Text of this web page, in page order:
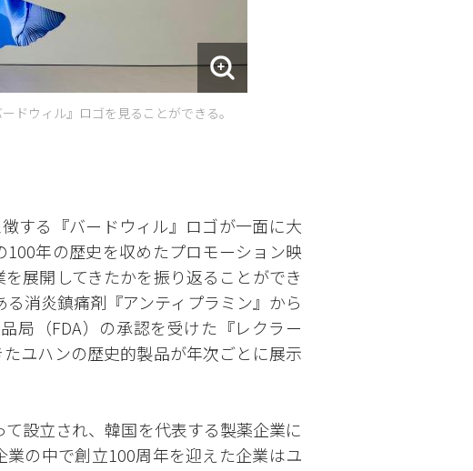
ドウィル』ロゴを見ることができる。
する『バードウィル』ロゴが一面に大
年の歴史を収めたプロモーション映
展開してきたかを振り返ることができ
消炎鎮痛剤『アンティプラミン』から
局（FDA）の承認を受けた『レクラー
ユハンの歴史的製品が年次ごとに展示
設立され、韓国を代表する製薬企業に
の中で創立100周年を迎えた企業はユ